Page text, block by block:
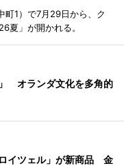
町1）で7月29日から、ク
夏」が開かれる。
オランダ文化を多角的
イツェル」が新商品 金